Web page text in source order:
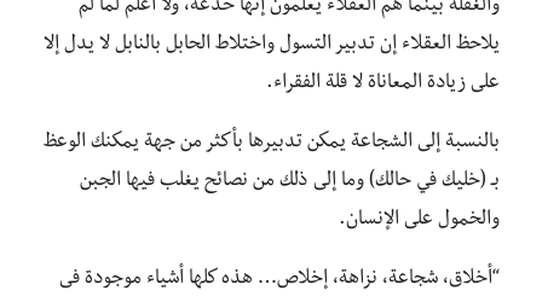
والغفلة بينما هم العقلاء يعلمون إنها خدعة، ولا أعلم لما لم
يلاحظ العقلاء إن تدبير التسول واختلاط الحابل بالنابل لا يدل إلا
على زيادة المعاناة لا قلة الفقراء.
بالنسبة إلى الشجاعة يمكن تدبيرها بأكثر من جهة يمكنك الوعظ
بـ (خليك في حالك) وما إلى ذلك من نصائح يغلب فيها الجبن
والخمول على الإنسان.
“أخلاق، شجاعة، نزاهة، إخلاص… هذه كلها أشياء موجودة فى